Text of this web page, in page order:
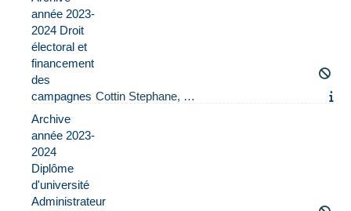
année 2023-
2024 Droit
électoral et
financement
des
campagnes Cottin Stephane, …
Archive
année 2023-
2024
Diplôme
d'université
Administrateur